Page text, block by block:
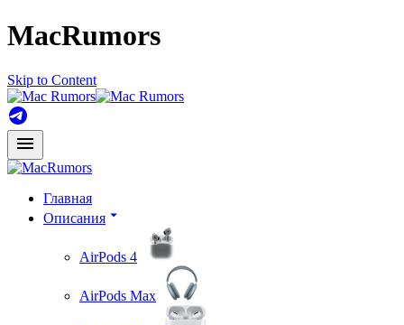
MacRumors
Skip to Content
Главная
Описания
AirPods 4
AirPods Max